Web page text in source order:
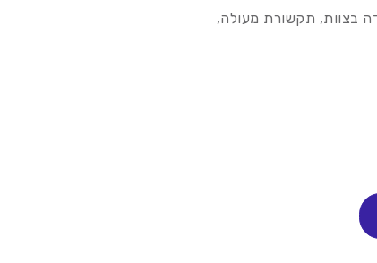
בצוות, תקשורת מעולה,